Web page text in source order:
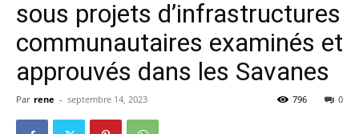
sous projets d’infrastructures
communautaires examinés et
approuvés dans les Savanes
Par rene - septembre 14, 2023 0
796